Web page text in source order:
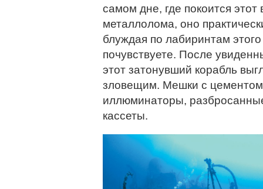
самом дне, где покоится
металлолома, оно
блуждая по лабиринтам
почувствуете. После
этот затонувший корабль
зловещим. Мешки с
иллюминаторы,
кассеты.